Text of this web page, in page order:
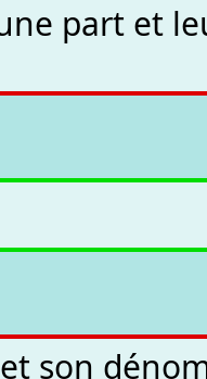
part et
son